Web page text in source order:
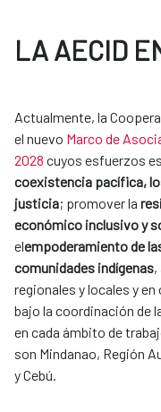
LA AECID
Actualmente, la
el nuevo Marco de
2028 cuyos esfuerzos
coexistencia pacífica,
justicia; promover la
económico inclusivo y
elempoderamiento de
comunidades indígenas,
regionales y locales y
bajo la coordinación de
en cada ámbito de
son Mindanao, Región
y Cebú.